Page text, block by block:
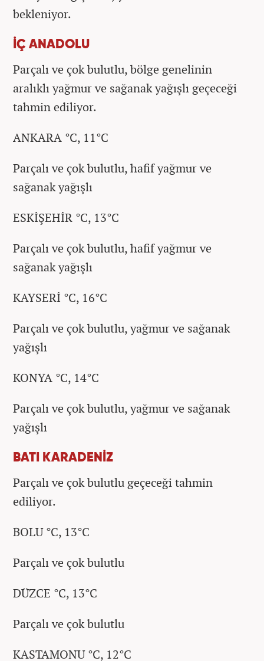
bekleniyor.
İÇ ANADOLU
Parçalı ve çok bulutlu, bölge genelinin
aralıklı yağmur ve sağanak yağışlı geçeceği
tahmin ediliyor.
ANKARA °C, 11°C
Parçalı ve çok bulutlu, hafif yağmur ve
sağanak yağışlı
ESKİŞEHİR °C, 13°C
Parçalı ve çok bulutlu, hafif yağmur ve
sağanak yağışlı
KAYSERİ °C, 16°C
Parçalı ve çok bulutlu, yağmur ve sağanak
yağışlı
KONYA °C, 14°C
Parçalı ve çok bulutlu, yağmur ve sağanak
yağışlı
BATI KARADENİZ
Parçalı ve çok bulutlu geçeceği tahmin
ediliyor.
BOLU °C, 13°C
Parçalı ve çok bulutlu
DÜZCE °C, 13°C
Parçalı ve çok bulutlu
KASTAMONU °C, 12°C